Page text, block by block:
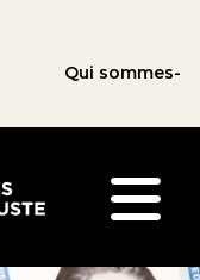
Qui sommes-